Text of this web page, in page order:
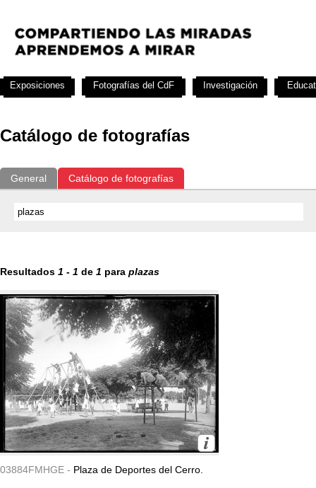
Catálogo de fotografías
General Catálogo de fotografías
Resultados 1 - 1 de 1 para plazas
03884FMHGE - Plaza de Deportes del Cerro.
Exposiciones Fotografías del CdF Investigación